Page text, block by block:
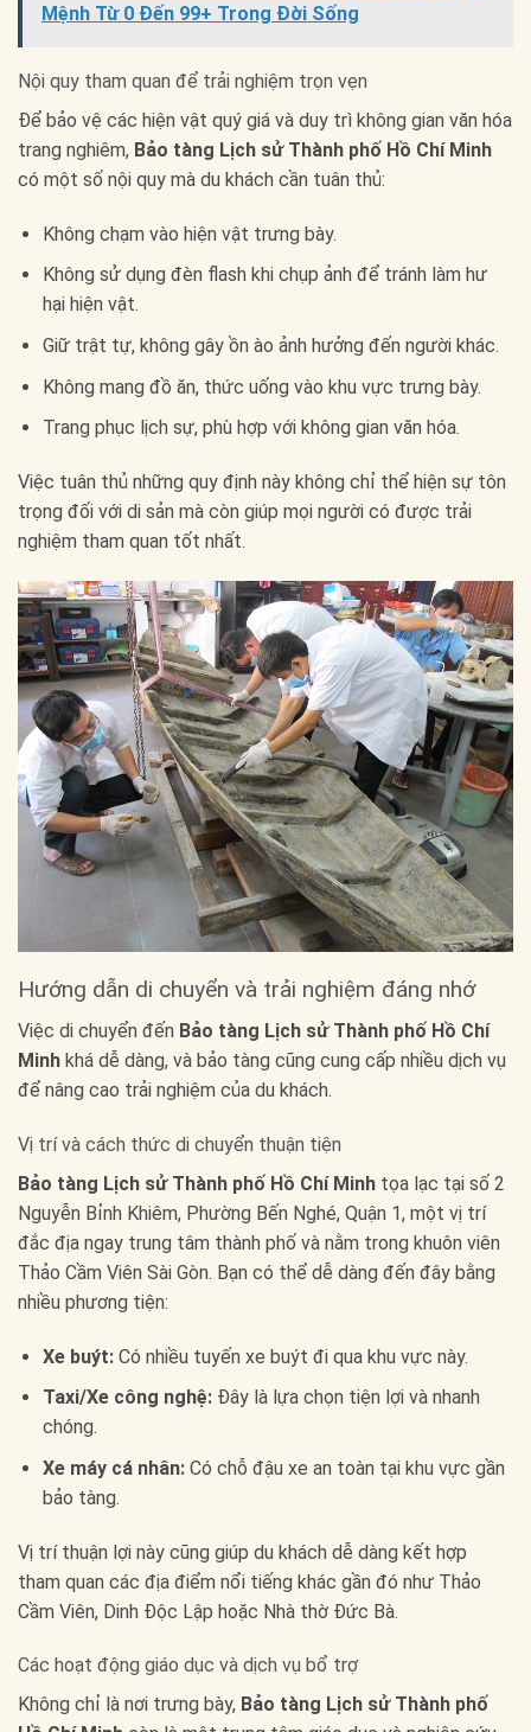
Mệnh Từ 0 Đến 99+ Trong Đời Sống
Nội quy tham quan để trải nghiệm trọn vẹn
Để bảo vệ các hiện vật quý giá và duy trì không gian văn hóa
trang nghiêm, Bảo tàng Lịch sử Thành phố Hồ Chí Minh
có một số nội quy mà du khách cần tuân thủ:
Không chạm vào hiện vật trưng bày.
Không sử dụng đèn flash khi chụp ảnh để tránh làm hư
hại hiện vật.
Giữ trật tự, không gây ồn ào ảnh hưởng đến người khác.
Không mang đồ ăn, thức uống vào khu vực trưng bày.
Trang phục lịch sự, phù hợp với không gian văn hóa.
Việc tuân thủ những quy định này không chỉ thể hiện sự tôn
trọng đối với di sản mà còn giúp mọi người có được trải
nghiệm tham quan tốt nhất.
Hướng dẫn di chuyển và trải nghiệm đáng nhớ
Việc di chuyển đến Bảo tàng Lịch sử Thành phố Hồ Chí
Minh khá dễ dàng, và bảo tàng cũng cung cấp nhiều dịch vụ
để nâng cao trải nghiệm của du khách.
Vị trí và cách thức di chuyển thuận tiện
Bảo tàng Lịch sử Thành phố Hồ Chí Minh tọa lạc tại số 2
Nguyễn Bỉnh Khiêm, Phường Bến Nghé, Quận 1, một vị trí
đắc địa ngay trung tâm thành phố và nằm trong khuôn viên
Thảo Cầm Viên Sài Gòn. Bạn có thể dễ dàng đến đây bằng
nhiều phương tiện:
Xe buýt:Có nhiều tuyến xe buýt đi qua khu vực này.
Taxi/Xe công nghệ:Đây là lựa chọn tiện lợi và nhanh
chóng.
Xe máy cá nhân:Có chỗ đậu xe an toàn tại khu vực gần
bảo tàng.
Vị trí thuận lợi này cũng giúp du khách dễ dàng kết hợp
tham quan các địa điểm nổi tiếng khác gần đó như Thảo
Cầm Viên, Dinh Độc Lập hoặc Nhà thờ Đức Bà.
Các hoạt động giáo dục và dịch vụ bổ trợ
Không chỉ là nơi trưng bày, Bảo tàng Lịch sử Thành phố